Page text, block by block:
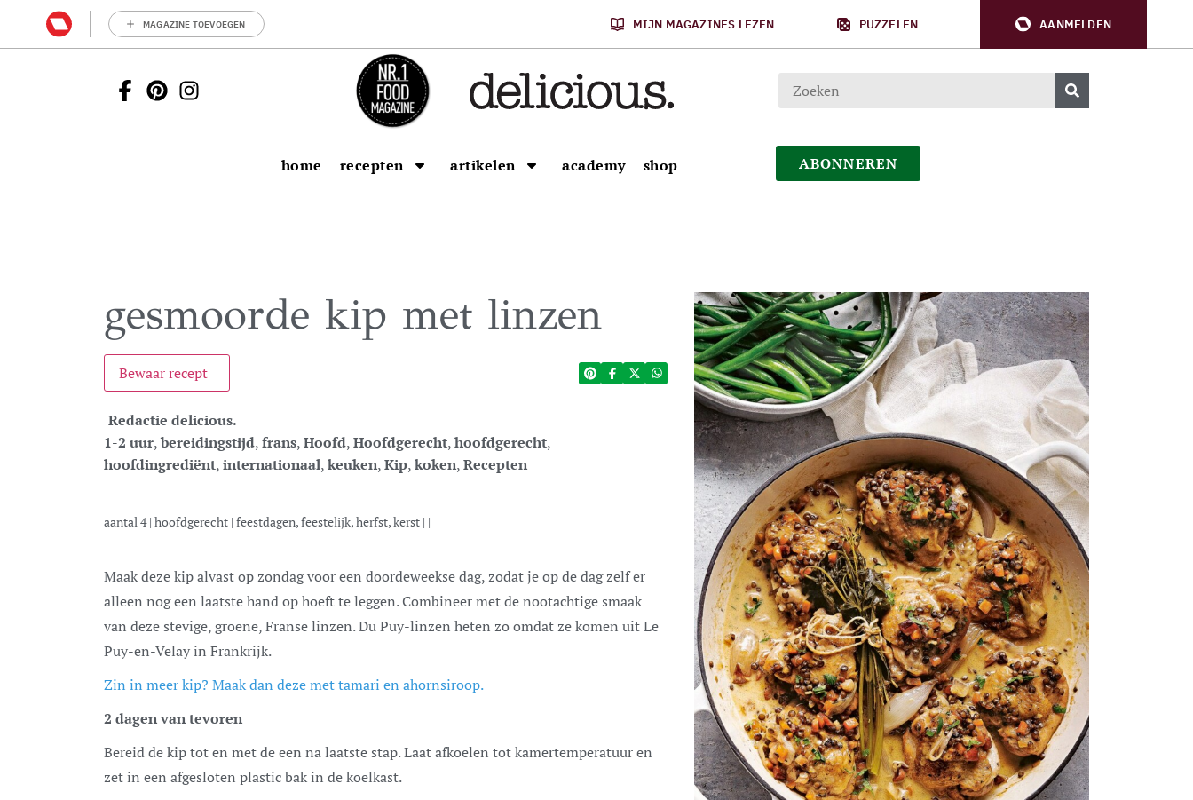
MAGAZINE TOEVOEGEN MIJN MAGAZINES LEZEN PUZZELEN AANMELDEN
home recepten artikelen academy shop ABONNEREN
gesmoorde kip met linzen
Bewaar recept
Redactie delicious.
1-2 uur,bereidingstijd,frans,Hoofd,Hoofdgerecht,hoofdgerecht,
hoofdingrediënt,internationaal,keuken,Kip,koken,Recepten
aantal4| hoofdgerecht | feestdagen, feestelijk, herfst, kerst | |
Maak deze kip alvast op zondag voor een doordeweekse dag, zodat je op de dag zelf er
alleen nog een laatste hand op hoeft te leggen. Combineer met de nootachtige smaak
van deze stevige, groene, Franse linzen. Du Puy-linzen heten zo omdat ze komen uit Le
Puy-en-Velay in Frankrijk.
Zin in meer kip? Maak dan deze met tamari en ahornsiroop.
2 dagen van tevoren
Bereid de kip tot en met de een na laatste stap. Laat afkoelen tot kamertemperatuur en
zet in een afgesloten plastic bak in de koelkast.